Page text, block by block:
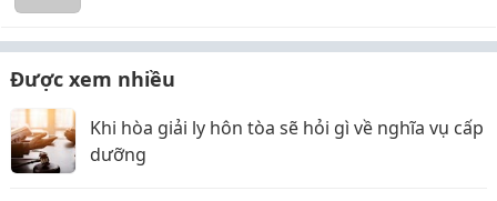
Được xem nhiều
Khi hòa giải ly hôn tòa sẽ hỏi gì về nghĩa vụ cấp
dưỡng